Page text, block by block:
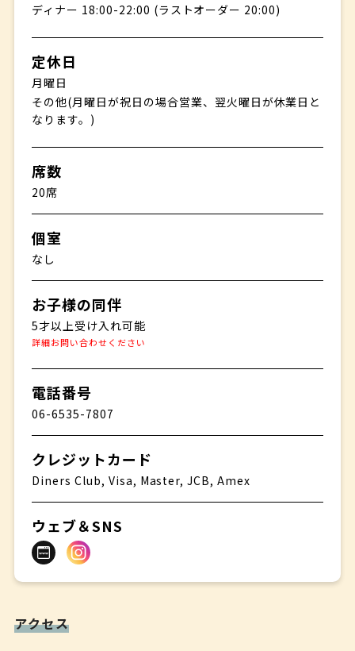
ディナー 18:00-22:00 (ラストオーダー 20:00)
定休日
月曜日
その他(月曜日が祝日の場合営業、翌火曜日が休業日と
なります。)
席数
20席
個室
なし
お子様の同伴
5才以上受け入れ可能
詳細お問い合わせください
電話番号
06-6535-7807
クレジットカード
Diners Club, Visa, Master, JCB, Amex
ウェブ＆SNS
アクセス